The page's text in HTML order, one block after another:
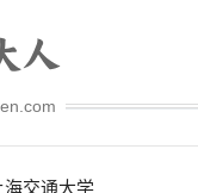
海交通大学